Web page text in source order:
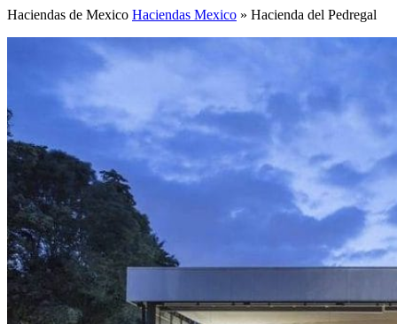
Haciendas de Mexico Haciendas Mexico » Hacienda del Pedregal